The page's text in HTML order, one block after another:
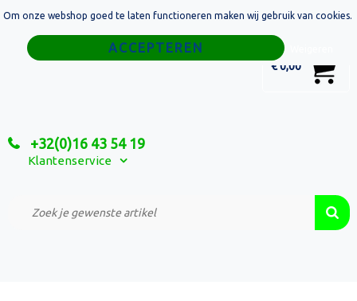
€ 0,00
+32(0)16 43 54 19
Klantenservice
Home
Relatiegeschenken
Custom Made Projecten
Om onze webshop goed te laten functioneren maken wij gebruik van cookies.